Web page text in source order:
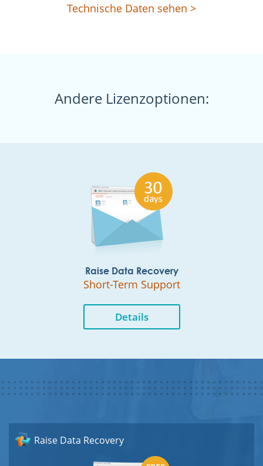
Technische Daten sehen >
Andere Lizenzoptionen:
Raise Data Recovery
Short-Term Support
Details
Raise Data Recovery